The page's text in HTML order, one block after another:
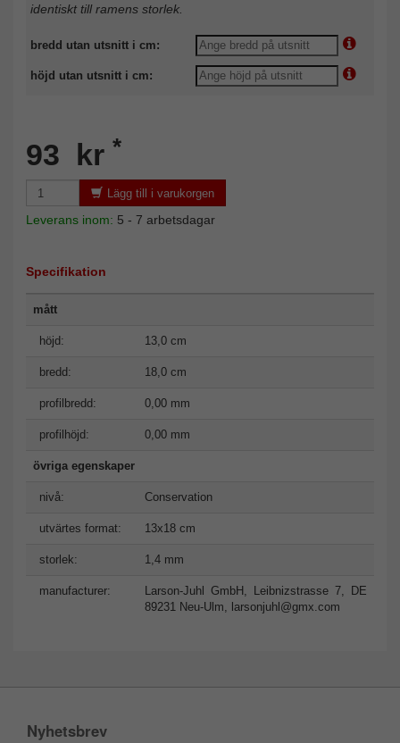
identiskt till ramens storlek.
bredd utan utsnitt i cm:
höjd utan utsnitt i cm:
93 kr *
Lägg till i varukorgen
Leverans inom: 5 - 7 arbetsdagar
Specifikation
mått
höjd: 13,0 cm
bredd: 18,0 cm
profilbredd: 0,00 mm
profilhöjd: 0,00 mm
övriga egenskaper
nivå: Conservation
utvärtes format: 13x18 cm
storlek: 1,4 mm
manufacturer:
Larson-Juhl GmbH, Leibnizstrasse 7, DE
89231 Neu-Ulm, larsonjuhl@gmx.com
Nyhetsbrev